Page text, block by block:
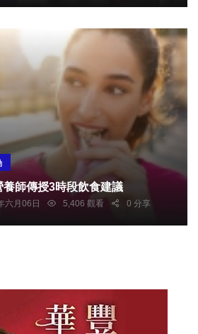
師傳授3時段飲食建議
六月06日 5,406 觀看 0 分享